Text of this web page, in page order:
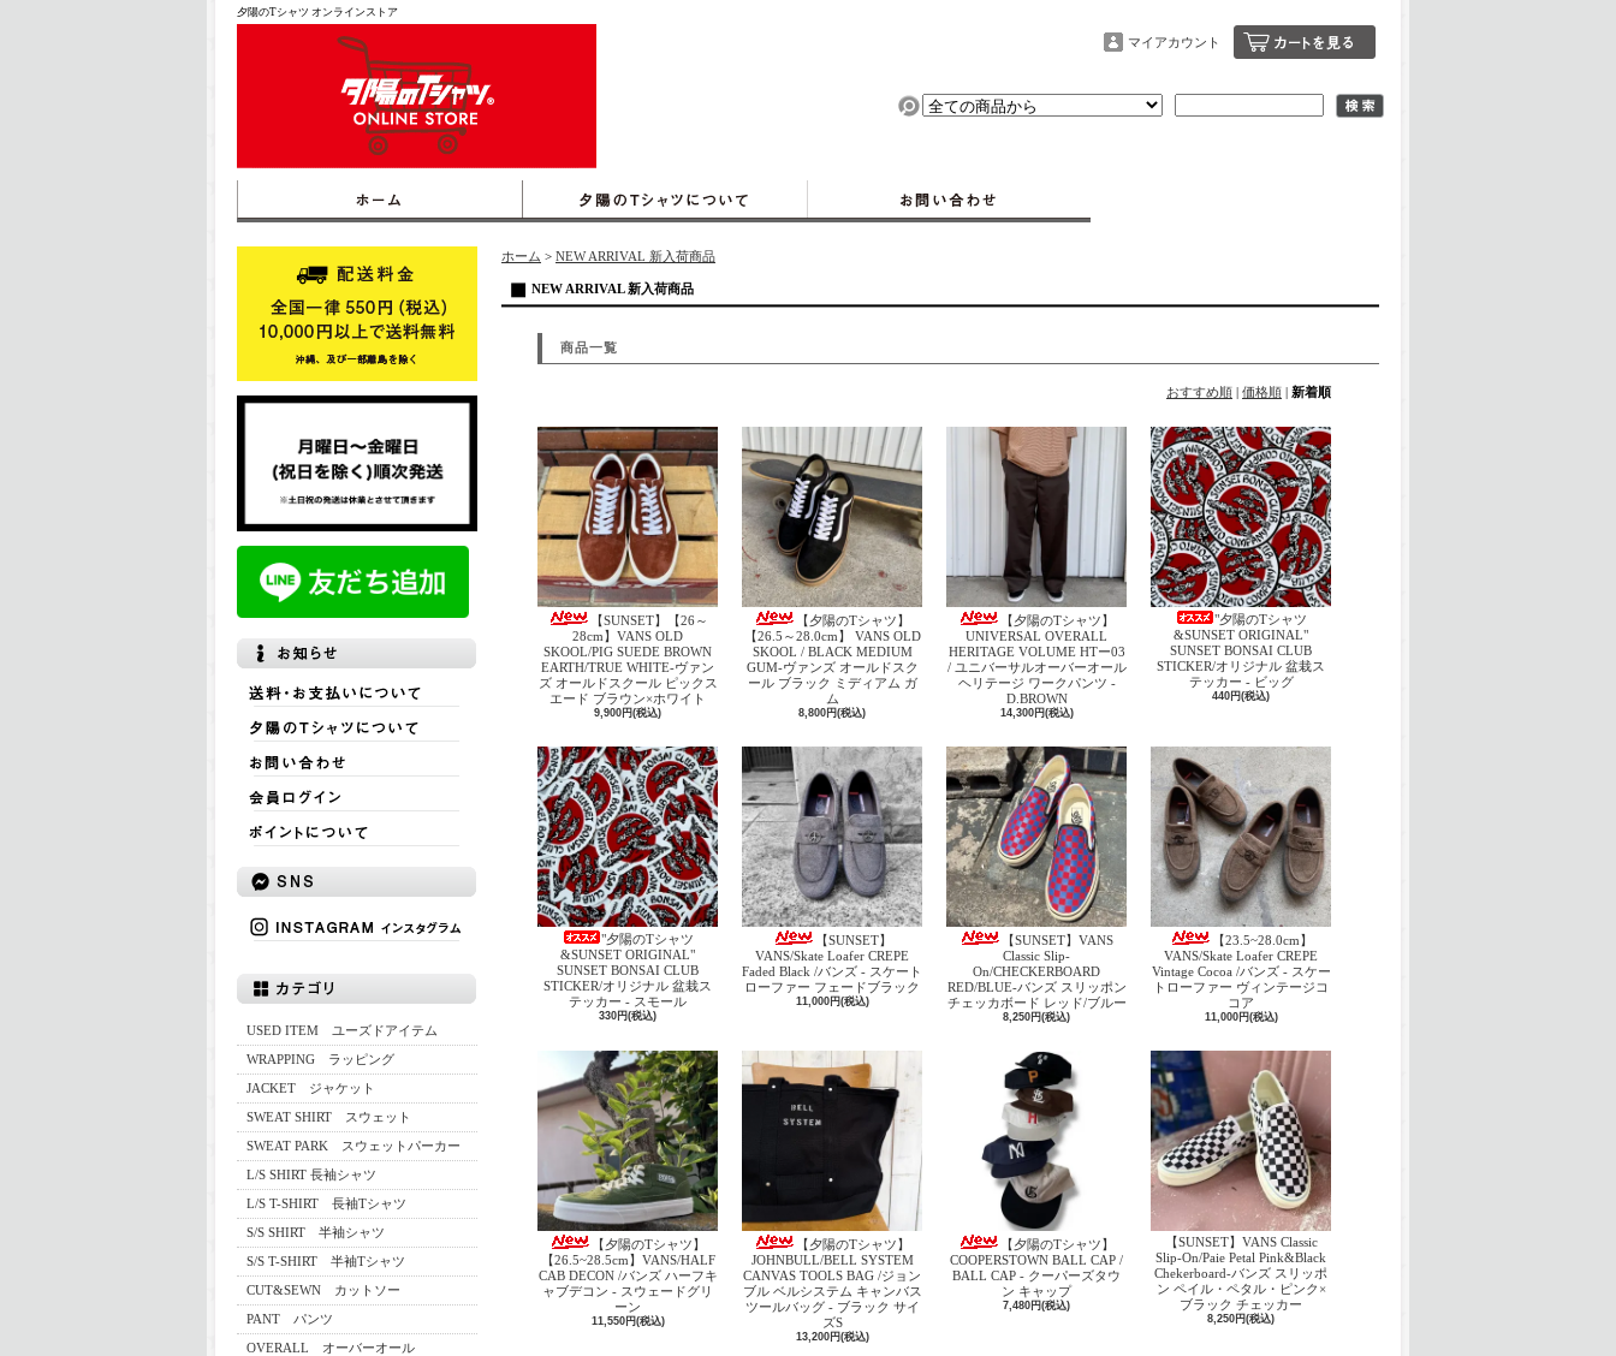
夕陽のTシャツ オンラインストア
マイアカウント
USED ITEM ユーズドアイテム
WRAPPING ラッピング
JACKET ジャケット
SWEAT SHIRT スウェット
SWEAT PARK スウェットパーカー
L/S SHIRT 長袖シャツ
L/S T-SHIRT 長袖Tシャツ
S/S SHIRT 半袖シャツ
S/S T-SHIRT 半袖Tシャツ
CUT&SEWN カットソー
PANT パンツ
OVERALL オーバーオール
ホーム > NEW ARRIVAL 新入荷商品
NEW ARRIVAL 新入荷商品
商品一覧
おすすめ順 | 価格順 | 新着順
【SUNSET】【26～
28cm】VANS OLD
SKOOL/PIG SUEDE BROWN
EARTH/TRUE WHITE‐ヴァン
ズ オールドスクール ピックス
エード ブラウン×ホワイト
9,900円(税込)
【夕陽のTシャツ】
【26.5～28.0cm】 VANS OLD
SKOOL / BLACK MEDIUM
GUM‐ヴァンズ オールドスク
ール ブラック ミディアム ガ
ム
8,800円(税込)
【夕陽のTシャツ】
UNIVERSAL OVERALL
HERITAGE VOLUME HTー03
/ ユニバーサルオーバーオール
ヘリテージ ワークパンツ -
D.BROWN
14,300円(税込)
"夕陽のTシャツ
&SUNSET ORIGINAL"
SUNSET BONSAI CLUB
STICKER/オリジナル 盆栽ス
テッカー - ビッグ
440円(税込)
"夕陽のTシャツ
&SUNSET ORIGINAL"
SUNSET BONSAI CLUB
STICKER/オリジナル 盆栽ス
テッカー - スモール
330円(税込)
【SUNSET】
VANS/Skate Loafer CREPE
Faded Black /バンズ - スケート
ローファー フェードブラック
11,000円(税込)
【SUNSET】VANS
Classic Slip-
On/CHECKERBOARD
RED/BLUE‐バンズ スリッポン
チェッカボード レッド/ブルー
8,250円(税込)
【23.5~28.0cm】
VANS/Skate Loafer CREPE
Vintage Cocoa /バンズ - スケー
トローファー ヴィンテージコ
コア
11,000円(税込)
【夕陽のTシャツ】
【26.5~28.5cm】VANS/HALF
CAB DECON /バンズ ハーフキ
ャブデコン - スウェードグリ
ーン
11,550円(税込)
【夕陽のTシャツ】
JOHNBULL/BELL SYSTEM
CANVAS TOOLS BAG /ジョン
ブル ベルシステム キャンバス
ツールバッグ - ブラック サイ
ズS
13,200円(税込)
【夕陽のTシャツ】
COOPERSTOWN BALL CAP /
BALL CAP - クーパーズタウ
ン キャップ
7,480円(税込)
【SUNSET】VANS Classic
Slip-On/Paie Petal Pink&Black
Chekerboard‐バンズ スリッポ
ン ペイル・ペタル・ピンク×
ブラック チェッカー
8,250円(税込)